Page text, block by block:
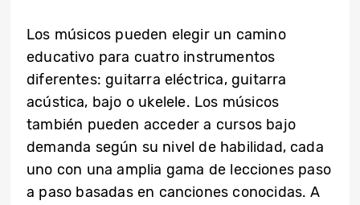
Los músicos pueden elegir un camino
educativo para cuatro instrumentos
diferentes: guitarra eléctrica, guitarra
acústica, bajo o ukelele. Los músicos
también pueden acceder a cursos bajo
demanda según su nivel de habilidad, cada
uno con una amplia gama de lecciones paso
a paso basadas en canciones conocidas. A